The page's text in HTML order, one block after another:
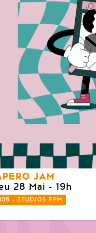
JAM
28 Mai - 19h
- STUDIOS BPM